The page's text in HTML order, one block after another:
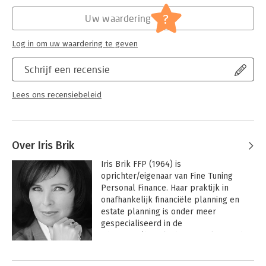
Schrijf een recensie
Lees ons recensiebeleid
Uw waardering ?
Log in om uw waardering te geven
Over Iris Brik
Iris Brik FFP (1964) is
oprichter/eigenaar van Fine Tuning
Personal Finance. Haar praktijk in
onafhankelijk financiële planning en
estate planning is onder meer
gespecialiseerd in de
Andere boeken door Iris Brik